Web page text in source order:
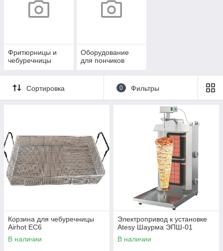
Профессионализм
У нас работают сотрудники с большим
Качество
Мы предлагаем превосходное качество.
Фритюрницы и
чебуречницы
Оборудование
для пончиков
Сортировка 0 Фильтры
Корзина для чебуречницы
Airhot EC6
В наличии
Электропривод к установке
Atesy Шаурма ЭПШ-01
В наличии